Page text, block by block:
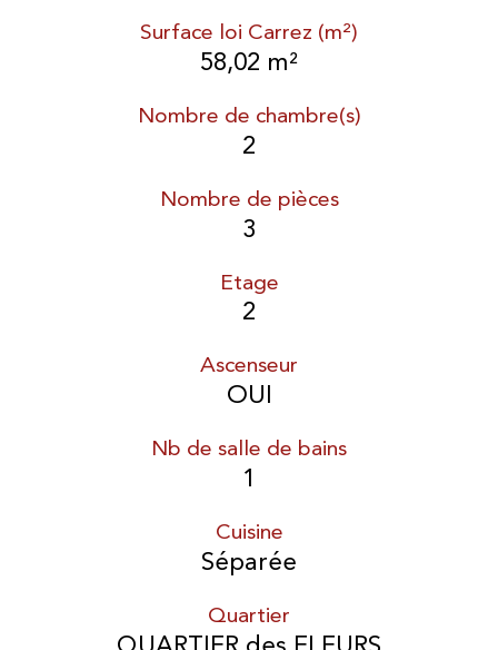
Surface loi Carrez (m²)
58,02 m²
Nombre de chambre(s)
2
Nombre de pièces
3
Etage
2
Ascenseur
OUI
Nb de salle de bains
1
Cuisine
Séparée
Quartier